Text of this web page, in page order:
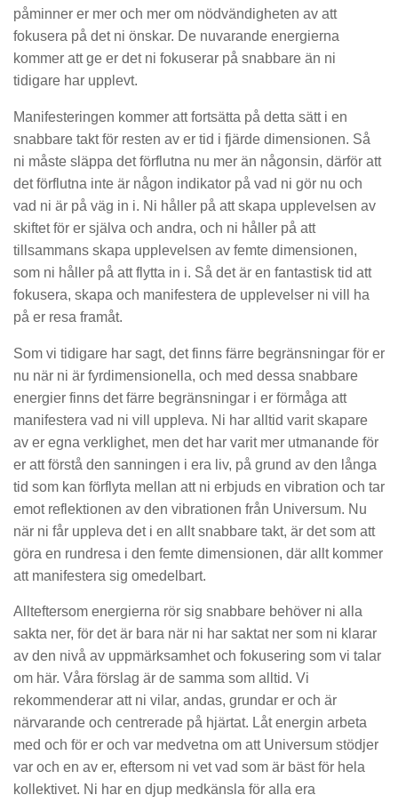
påminner er mer och mer om nödvändigheten av att
fokusera på det ni önskar. De nuvarande energierna
kommer att ge er det ni fokuserar på snabbare än ni
tidigare har upplevt.
Manifesteringen kommer att fortsätta på detta sätt i en
snabbare takt för resten av er tid i fjärde dimensionen. Så
ni måste släppa det förflutna nu mer än någonsin, därför att
det förflutna inte är någon indikator på vad ni gör nu och
vad ni är på väg in i. Ni håller på att skapa upplevelsen av
skiftet för er själva och andra, och ni håller på att
tillsammans skapa upplevelsen av femte dimensionen,
som ni håller på att flytta in i. Så det är en fantastisk tid att
fokusera, skapa och manifestera de upplevelser ni vill ha
på er resa framåt.
Som vi tidigare har sagt, det finns färre begränsningar för er
nu när ni är fyrdimensionella, och med dessa snabbare
energier finns det färre begränsningar i er förmåga att
manifestera vad ni vill uppleva. Ni har alltid varit skapare
av er egna verklighet, men det har varit mer utmanande för
er att förstå den sanningen i era liv, på grund av den långa
tid som kan förflyta mellan att ni erbjuds en vibration och tar
emot reflektionen av den vibrationen från Universum. Nu
när ni får uppleva det i en allt snabbare takt, är det som att
göra en rundresa i den femte dimensionen, där allt kommer
att manifestera sig omedelbart.
Allteftersom energierna rör sig snabbare behöver ni alla
sakta ner, för det är bara när ni har saktat ner som ni klarar
av den nivå av uppmärksamhet och fokusering som vi talar
om här. Våra förslag är de samma som alltid. Vi
rekommenderar att ni vilar, andas, grundar er och är
närvarande och centrerade på hjärtat. Låt energin arbeta
med och för er och var medvetna om att Universum stödjer
var och en av er, eftersom ni vet vad som är bäst för hela
kollektivet. Ni har en djup medkänsla för alla era